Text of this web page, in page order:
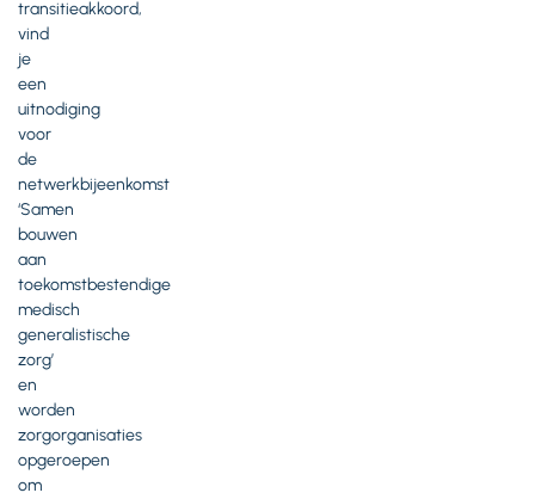
transitieakkoord,
vind
je
een
uitnodiging
voor
de
netwerkbijeenkomst
‘Samen
bouwen
aan
toekomstbestendige
medisch
generalistische
zorg’
en
worden
zorgorganisaties
opgeroepen
om